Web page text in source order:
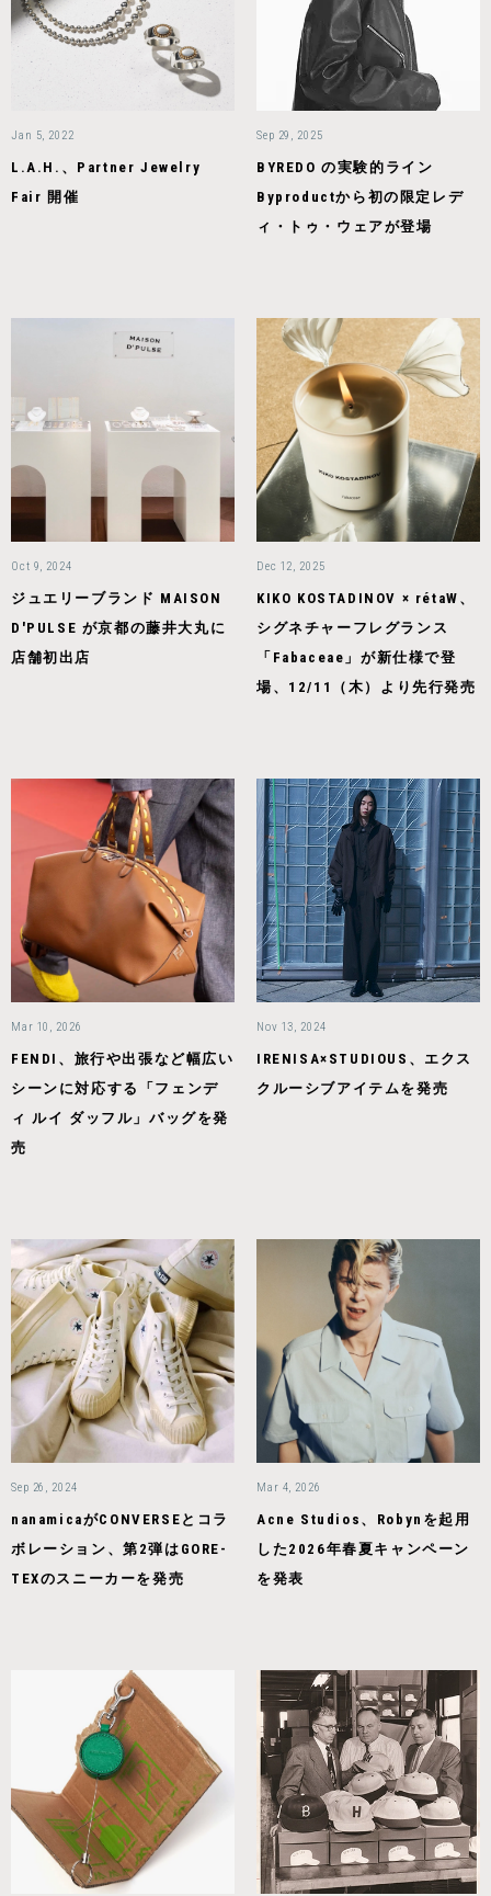
Jan 5, 2022
L.A.H.、Partner Jewelry
Fair 開催
Sep 29, 2025
BYREDO の実験的ライン
Byproductから初の限定レデ
ィ・トゥ・ウェアが登場
Oct 9, 2024
ジュエリーブランド MAISON
D'PULSE が京都の藤井大丸に
店舗初出店
Dec 12, 2025
KIKO KOSTADINOV × rétaW、
シグネチャーフレグランス
「Fabaceae」が新仕様で登
場、12/11（木）より先行発売
Mar 10, 2026
FENDI、旅行や出張など幅広い
シーンに対応する「フェンデ
ィ ルイ ダッフル」バッグを発
売
Nov 13, 2024
IRENISA×STUDIOUS、エクス
クルーシブアイテムを発売
Sep 26, 2024
nanamicaがCONVERSEとコラ
ボレーション、第2弾はGORE-
TEXのスニーカーを発売
Mar 4, 2026
Acne Studios、Robynを起用
した2026年春夏キャンペーン
を発表